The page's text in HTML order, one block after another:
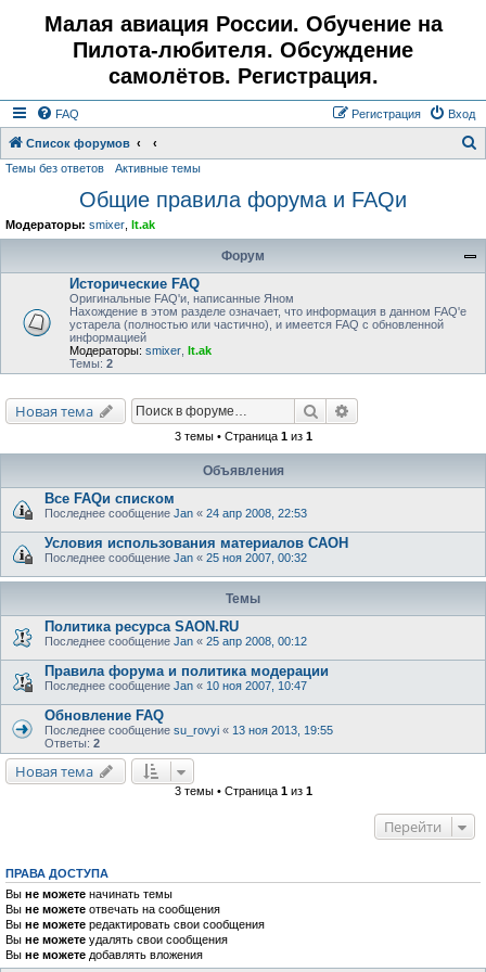
Малая авиация России. Обучение на
Пилота-любителя. Обсуждение
самолётов. Регистрация.
FAQ Вход
Регистрация
Список форумов
Темы без ответов Активные темы
Общие правила форума и FAQи
Модераторы: smixer lt.ak
Форум
Исторические FAQ
Оригинальные FAQ'и, написанные Яном
Нахождение в этом разделе означает, что информация в данном FAQ'е
устарела (полностью или частично), и имеется FAQ с обновленной
информацией
Модераторы: smixer lt.ak
Темы: 2
Новая тема Поиск
3 темы • Страница 1из 1
Объявления
Все FAQи списком
Последнее сообщение Jan « 24 апр 2008, 22:53
Условия использования материалов САОН
Последнее сообщение Jan « 25 ноя 2007, 00:32
Темы
Политика ресурса SAON.RU
Последнее сообщение Jan « 25 апр 2008, 00:12
Правила форума и политика модерации
Последнее сообщение Jan « 10 ноя 2007, 10:47
Обновление FAQ
Последнее сообщение su_rovyi « 13 ноя 2013, 19:55
Ответы: 2
Новая тема
3 темы • Страница 1из 1
Перейти
ПРАВА ДОСТУПА
Вы не можете начинать темы
Вы не можете отвечать на сообщения
Вы не можете редактировать свои сообщения
Вы не можете удалять свои сообщения
Вы не можете добавлять вложения